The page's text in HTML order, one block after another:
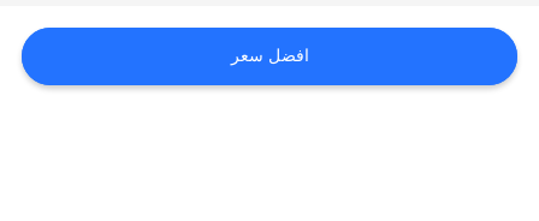
أخبار
جميع
افضل سعر